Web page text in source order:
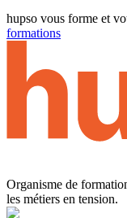
hupso vous forme et
formations
Organisme de
les métiers en tension.